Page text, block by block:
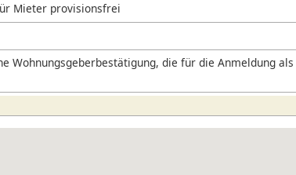
Mieter provisionsfrei
Wohnungsgeberbestätigung, die für die Anmeldung als